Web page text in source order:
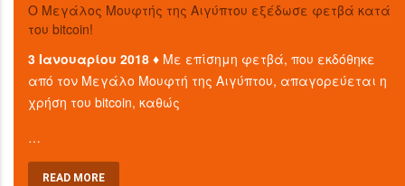
O Μεγάλος Μουφτής της Αιγύπτου εξέδωσε φετβά κατά
του bitcoin!
3 Ιανουαρίου 2018 ♦ Με επίσημη φετβά, που εκδόθηκε
από τον Μεγάλο Μουφτή της Αιγύπτου, απαγορεύεται η
χρήση του bitcoin, καθώς
…
READ MORE